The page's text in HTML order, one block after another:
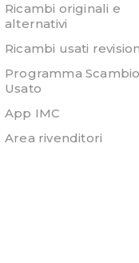
Ricambi originali e
alternativi
Ricambi usati
Programma Scambio
Usato
App IMC
Area rivenditori